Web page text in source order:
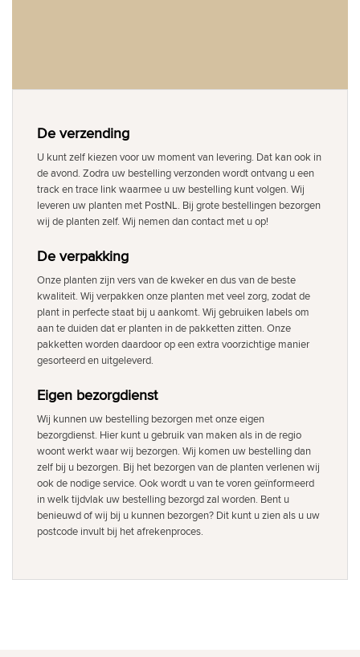
De verzending
U kunt zelf kiezen voor uw moment van levering. Dat kan ook in
de avond. Zodra uw bestelling verzonden wordt ontvang u een
track en trace link waarmee u uw bestelling kunt volgen. Wij
leveren uw planten met PostNL. Bij grote bestellingen bezorgen
wij de planten zelf. Wij nemen dan contact met u op!
De verpakking
Onze planten zijn vers van de kweker en dus van de beste
kwaliteit. Wij verpakken onze planten met veel zorg, zodat de
plant in perfecte staat bij u aankomt. Wij gebruiken labels om
aan te duiden dat er planten in de pakketten zitten. Onze
pakketten worden daardoor op een extra voorzichtige manier
gesorteerd en uitgeleverd.
Eigen bezorgdienst
Wij kunnen uw bestelling bezorgen met onze eigen
bezorgdienst. Hier kunt u gebruik van maken als in de regio
woont werkt waar wij bezorgen. Wij komen uw bestelling dan
zelf bij u bezorgen. Bij het bezorgen van de planten verlenen wij
ook de nodige service. Ook wordt u van te voren geïnformeerd
in welk tijdvlak uw bestelling bezorgd zal worden. Bent u
benieuwd of wij bij u kunnen bezorgen? Dit kunt u zien als u uw
postcode invult bij het afrekenproces.